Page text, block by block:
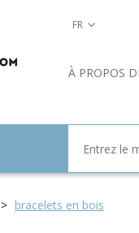
bracelets en bois
FR
À PROPOS